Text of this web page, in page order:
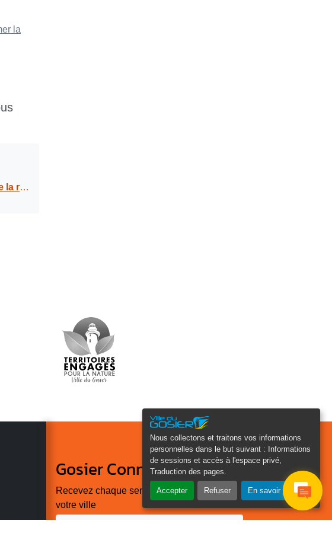
Nous collectons et traitons vos informations
personnelles dans le but suivant :
Informations
de sessions et accès à l'espace privé,
Traduction des pages
Accepter Refuser En savoir plus
la
2022
Gosier Connecté
Recevez chaque semaine l'actualité de
votre ville